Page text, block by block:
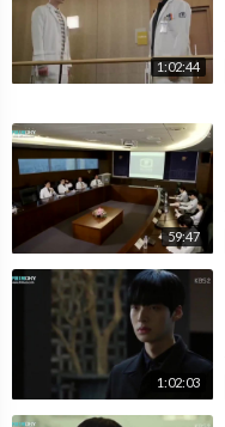
1:02:44
59:47
1:02:03